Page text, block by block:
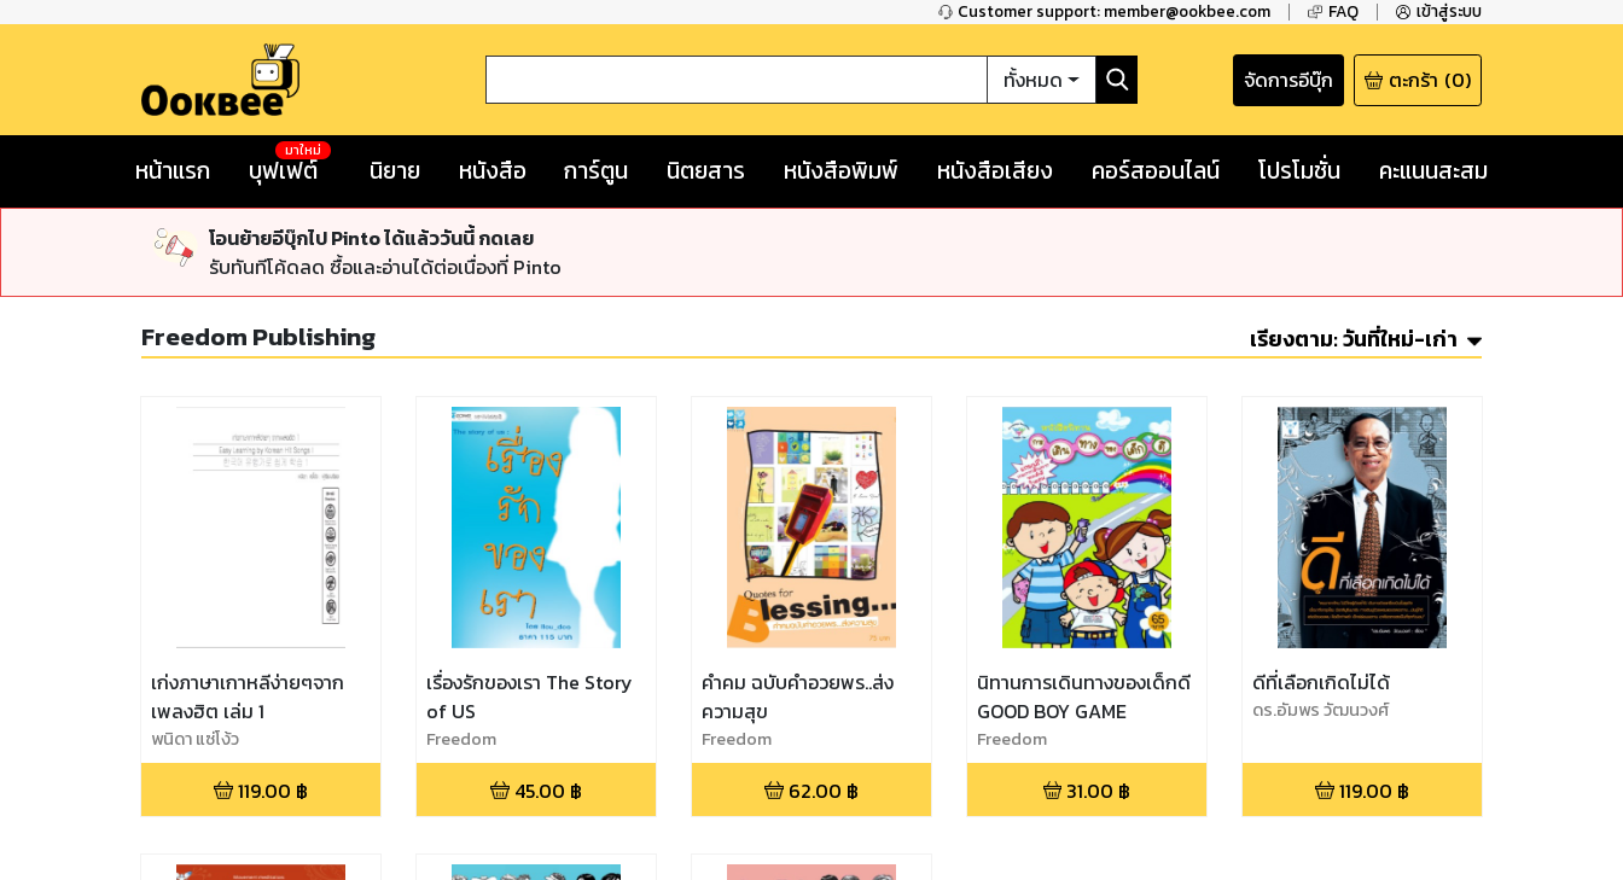
Customer support: member@ookbee.com FAQ เข้าสู่ระบบ
ทั้งหมด จัดการอีบุ๊ก ตะกร้า (0)
หน้าแรก บุฟเฟต์
มาใหม่
นิยาย หนังสือ การ์ตูน นิตยสาร หนังสือพิมพ์ หนังสือเสียง คอร์สออนไลน์ โปรโมชั่น คะแนนสะสม
โอนย้ายอีบุ๊กไป Pinto ได้แล้ววันนี้ กดเลย
รับทันทีโค้ดลด ซื้อและอ่านได้ต่อเนื่องที่ Pinto
Freedom Publishing เรียงตาม:วันที่ใหม่-เก่า
เก่งภาษาเกาหลีง่ายๆจาก
เพลงฮิต เล่ม 1
พนิดา แซ่โง้ว
119.00 ฿
เรื่องรักของเรา The Story
of US
Freedom
45.00 ฿
คำคม ฉบับคำอวยพร..ส่ง
ความสุข
Freedom
62.00 ฿
นิทานการเดินทางของเด็กดี
GOOD BOY GAME
Freedom
31.00 ฿
ดีที่เลือกเกิดไม่ได้
ดร.อัมพร วัฒนวงศ์
119.00 ฿